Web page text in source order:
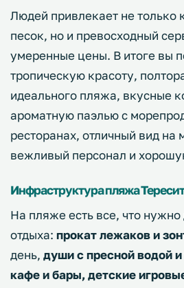
Людей привлекает не только
песок, но и превосходный
умеренные цены. В итоге вы
тропическую красоту,
идеального пляжа, вкусные
ароматную паэлью с
ресторанах, отличный вид на
вежливый персонал и
Инфраструктура пляжа
На пляже есть все, что нужно
отдыха: прокат лежаков и
день, души с пресной водой
кафе и бары, детские